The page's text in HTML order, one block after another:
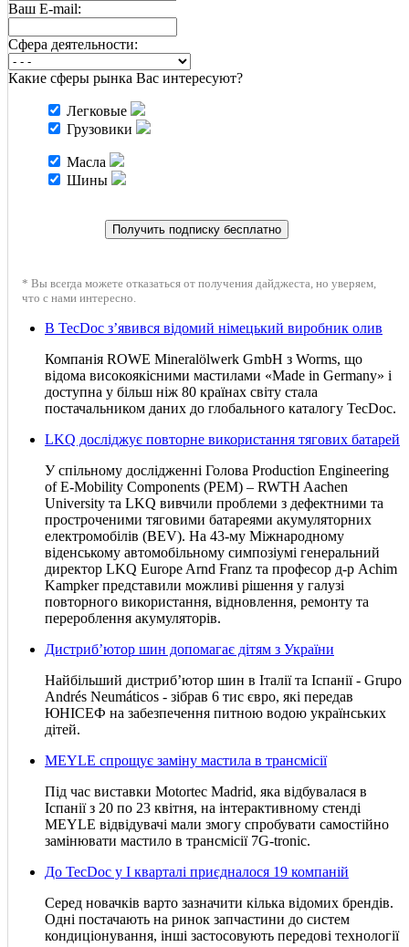
Ваш E-mail:
Cфера деятельности:
Какие сферы рынка Вас интересуют?
Легковые
Грузовики
Масла
Шины
* Вы всегда можете отказаться от получения дайджеста, но уверяем,
что с нами интересно.
В TecDoc з’явився відомий німецький виробник олив
Компанія ROWE Mineralölwerk GmbH з Worms, що
відома високоякісними мастилами «Made in Germany» і
доступна у більш ніж 80 країнах світу стала
постачальником даних до глобального каталогу TecDoc.
LKQ досліджує повторне використання тягових батарей
У спільному дослідженні Голова Production Engineering
of E-Mobility Components (PEM) – RWTH Aachen
University та LKQ вивчили проблеми з дефектними та
простроченими тяговими батареями акумуляторних
електромобілів (BEV). На 43-му Міжнародному
віденському автомобільному симпозіумі генеральний
директор LKQ Europe Arnd Franz та професор д-р Achim
Kampker представили можливі рішення у галузі
повторного використання, відновлення, ремонту та
перероблення акумуляторів.
Дистриб’ютор шин допомагає дітям з України
Найбільший дистриб’ютор шин в Італії та Іспанії - Grupo
Andrés Neumáticos - зібрав 6 тис євро, які передав
ЮНІСЕФ на забезпечення питною водою українських
дітей.
MEYLE спрощує заміну мастила в трансмісії
Під час виставки Motortec Madrid, яка відбувалася в
Іспанії з 20 по 23 квітня, на інтерактивному стенді
MEYLE відвідувачі мали змогу спробувати самостійно
замінювати мастило в трансмісії 7G-tronic.
До TecDoc у І кварталі приєдналося 19 компаній
Серед новачків варто зазначити кілька відомих брендів.
Одні постачають на ринок запчастини до систем
кондиціонування, інші застосовують передові технології